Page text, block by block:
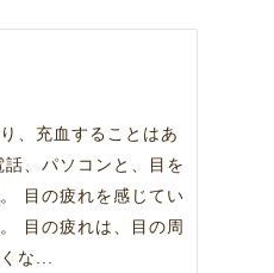
、充血することはあ
、パソコンと、目を
目の疲れを感じてい
目の疲れは、目の周
な...